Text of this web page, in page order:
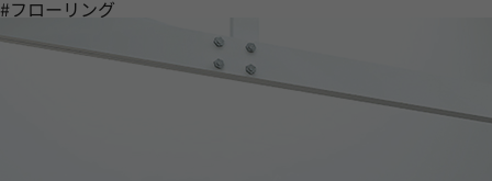
#フローリング